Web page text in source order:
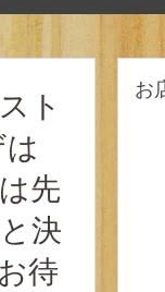
ト
先
決
待
お